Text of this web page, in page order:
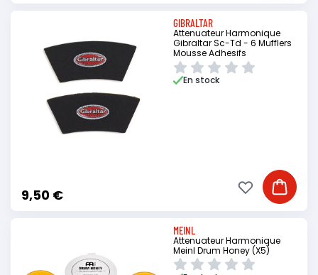
GIBRALTAR
Attenuateur Harmonique
Gibraltar Sc-Td - 6 Mufflers
Mousse Adhesifs
9,50 €
En stock
Ajouter
Ajouter à ma
MEINL
Attenuateur Harmonique
Meinl Drum Honey (X5)